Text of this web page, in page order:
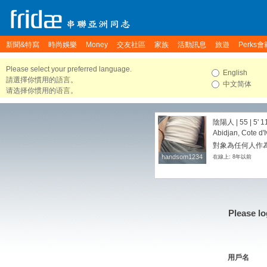
新聞&特寫 時尚娛樂 Money 交友社區 家族 活動訊息 旅遊 Perks會
Please select your preferred language.
請選擇你慣用的語言。
请选择你惯用的语言。
English
中文简体
handsom1234
handsom1234
陰陽人 | 55 | 5'
Abidjan, Cote
對象為任何人作
在線上: 8年以前
Please
用戶名